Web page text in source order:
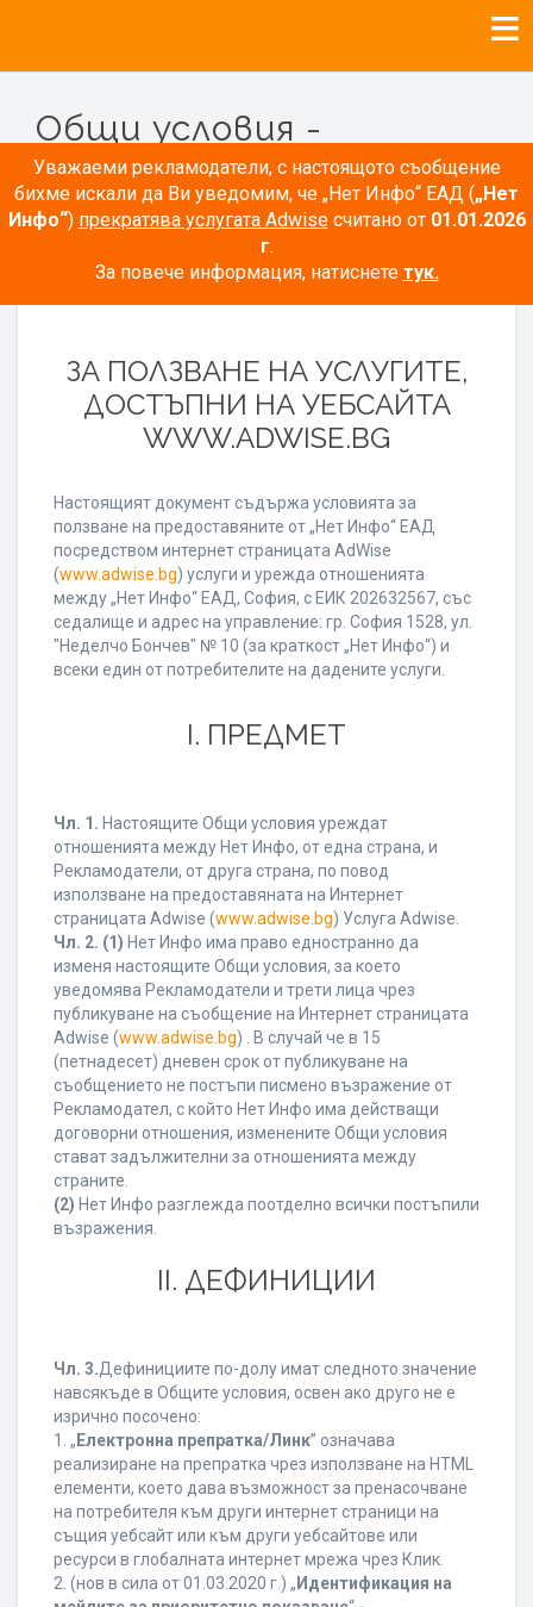
Уважаеми рекламодатели, с настоящото съобщение
бихме искали да Ви уведомим, че „Нет Инфо“ ЕАД („Нет
Инфо“) прекратява услугата Adwiseсчитано от 01.01.2026
г.
За повече информация, натиснете тук.
Общи условия -
Рекламодатели
ОБЩИ УСЛОВИЯ
ЗА ПОЛЗВАНЕ НА УСЛУГИТЕ,
ДОСТЪПНИ НА УЕБСАЙТА
WWW.ADWISE.BG
Настоящият документ съдържа условията за
ползване на предоставяните от „Нет Инфо“ ЕАД
посредством интернет страницата AdWise
(www.adwise.bg) услуги и урежда отношенията
между „Нет Инфо“ ЕАД, София, с ЕИК 202632567, със
седалище и адрес на управление: гр. София 1528, ул.
"Неделчо Бончев" № 10 (за краткост „Нет Инфо“) и
всеки един от потребителите на дадените услуги.
І. ПРЕДМЕТ
Чл. 1. Настоящите Общи условия уреждат
отношенията между Нет Инфо, от една страна, и
Рекламодатели, от друга страна, по повод
използване на предоставяната на Интернет
страницата Adwise (www.adwise.bg) Услуга Adwise.
Чл. 2. (1) Нет Инфо има право едностранно да
изменя настоящите Общи условия, за което
уведомява Рекламодатели и трети лица чрез
публикуване на съобщение на Интернет страницата
Adwise (www.adwise.bg) . В случай че в 15
(петнадесет) дневен срок от публикуване на
съобщението не постъпи писмено възражение от
Рекламодател, с който Нет Инфо има действащи
договорни отношения, изменените Общи условия
стават задължителни за отношенията между
страните.
(2) Нет Инфо разглежда поотделно всички постъпили
възражения.
ІІ. ДЕФИНИЦИИ
Чл. 3.Дефинициите по-долу имат следното значение
навсякъде в Общите условия, освен ако друго не е
изрично посочено:
1. „ Електронна препратка/Линк” означава
реализиране на препратка чрез използване на HTML
елементи, което дава възможност за пренасочване
на потребителя към други интернет страници на
същия уебсайт или към други уебсайтове или
ресурси в глобалната интернет мрежа чрез Клик.
2. (нов в сила от 01.03.2020 г.) „ Идентификация на